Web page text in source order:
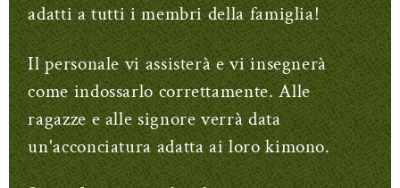
adatti a tutti i membri della famiglia!
Il personale vi assisterà e vi insegnerà
come indossarlo correttamente. Alle
ragazze e alle signore verrà data
un'acconciatura adatta ai loro kimono.